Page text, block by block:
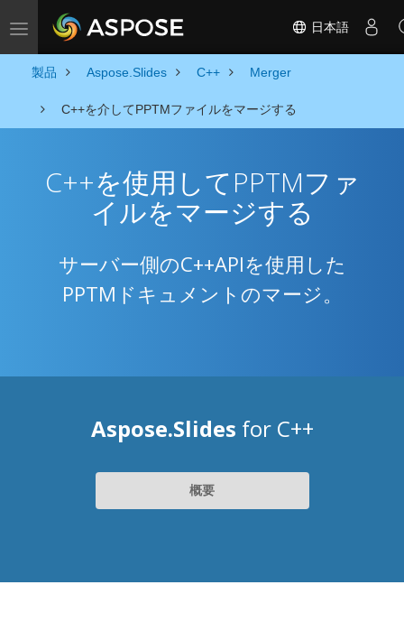
Toggle navigation 日本語
製品 Aspose.Slides C++ Merger
C++を介してPPTMファイルをマージする
C++を使用してPPTMファ
イルをマージする
サーバー側のC++APIを使用した
PPTMドキュメントのマージ。
Aspose.Slides for C++
概要